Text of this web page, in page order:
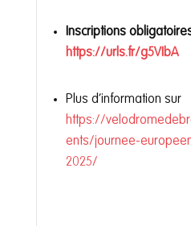
Inscriptions
https://urls.fr/g5VIbA
Plus d’information sur
https://
ents/journee-
2025/